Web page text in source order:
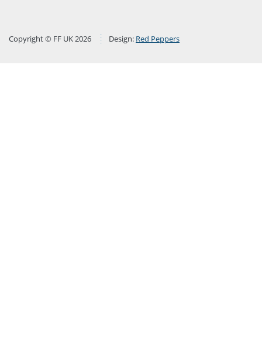
Copyright © FF UK 2026 Design: Red Peppers